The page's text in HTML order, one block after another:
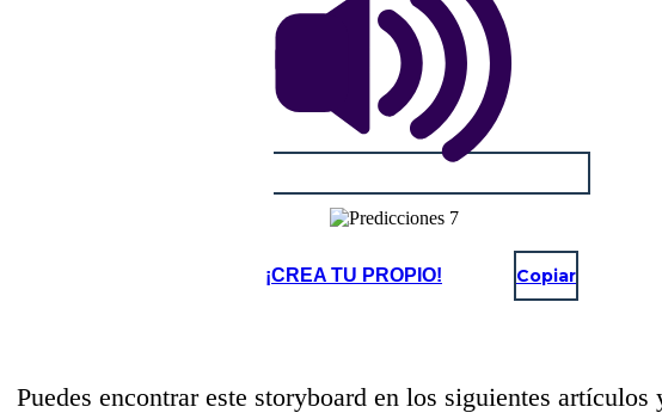
¡CREA TU PROPIO! Copiar
Puedes encontrar este storyboard en los siguientes artículos